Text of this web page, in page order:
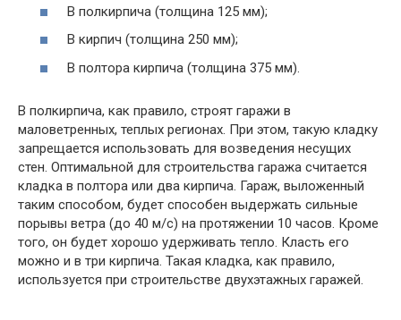
В полкирпича (толщина 125 мм);
В кирпич (толщина 250 мм);
В полтора кирпича (толщина 375 мм).
В полкирпича, как правило, строят гаражи в
маловетренных, теплых регионах. При этом, такую кладку
запрещается использовать для возведения несущих
стен. Оптимальной для строительства гаража считается
кладка в полтора или два кирпича. Гараж, выложенный
таким способом, будет способен выдержать сильные
порывы ветра (до 40 м/с) на протяжении 10 часов. Кроме
того, он будет хорошо удерживать тепло. Класть его
можно и в три кирпича. Такая кладка, как правило,
используется при строительстве двухэтажных гаражей.